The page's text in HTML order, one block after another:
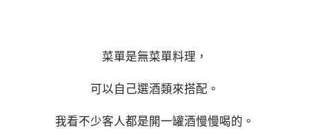
菜單是無菜單料理，
可以自己選酒類來搭配。
我看不少客人都是開一罐酒慢慢喝的。